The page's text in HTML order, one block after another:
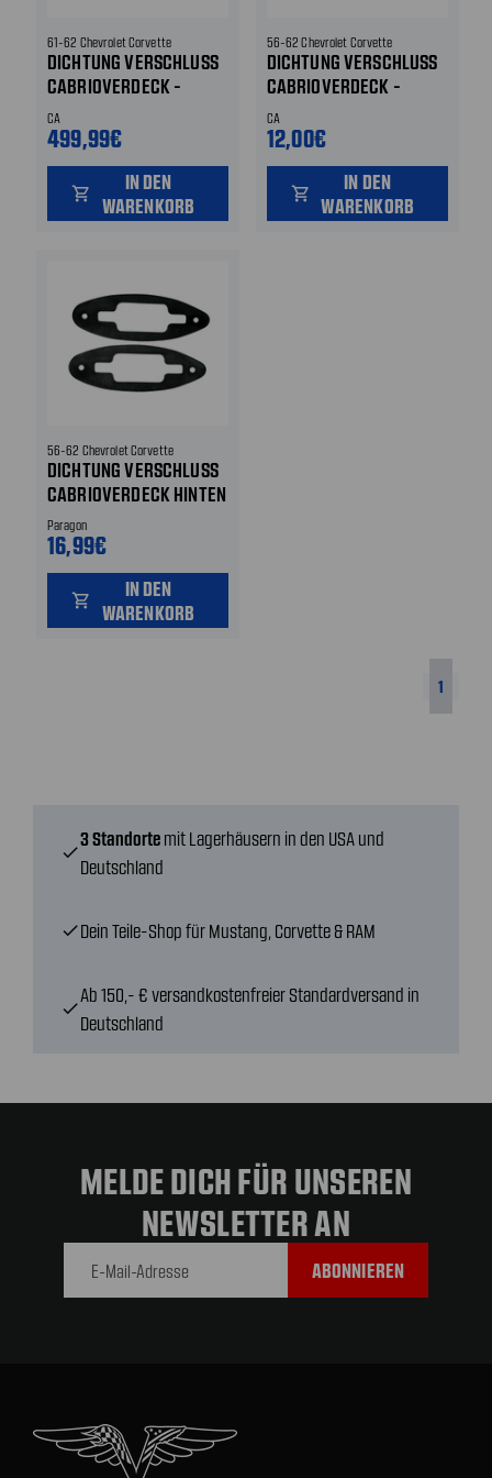
61-62 Chevrolet Corvette
DICHTUNG VERSCHLUSS
CABRIOVERDECK -
HINTEN - AM VERDECK
HINTEN
CA
499,99€
shopping_cart
IN DEN
WARENKORB
56-62 Chevrolet Corvette
DICHTUNG VERSCHLUSS
CABRIOVERDECK -
HINTEN HINTEN
CA
12,00€
shopping_cart
IN DEN
WARENKORB
56-62 Chevrolet Corvette
DICHTUNG VERSCHLUSS
CABRIOVERDECK HINTEN
Paragon
16,99€
shopping_cart
IN DEN
WARENKORB
1
check
3 Standorte mit Lagerhäusern in den USA und
Deutschland
checkDein Teile-Shop für Mustang, Corvette & RAM
check
Ab 150,- € versandkostenfreier Standardversand in
Deutschland
MELDE DICH FÜR UNSEREN
NEWSLETTER AN